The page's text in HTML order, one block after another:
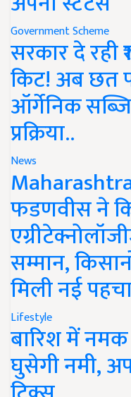
Government Scheme
सरकार दे रही
किट! अब छत
ऑर्गेनिक
प्रक्रिया..
News
फडणवीस ने
सम्मान,
मिली नई
Lifestyle
बारिश में
घुसेगी नमी,